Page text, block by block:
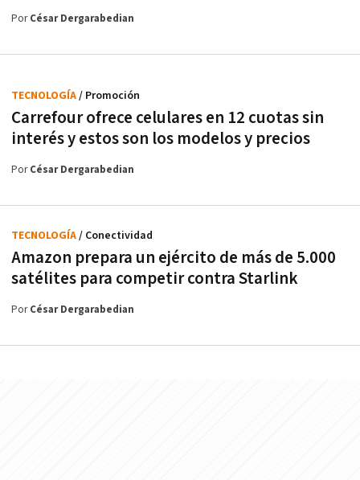
PorCésar Dergarabedian
Carrefour ofrece celulares en 12 cuotas sin
interés y estos son los modelos y precios
TECNOLOGÍA/ Promoción
PorCésar Dergarabedian
Amazon prepara un ejército de más de 5.000
satélites para competir contra Starlink
TECNOLOGÍA/ Conectividad
PorCésar Dergarabedian